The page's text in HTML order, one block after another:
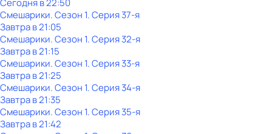
Сегодня в 22:50
Смешарики. Сезон 1. Серия 37-я
Завтра в 21:05
Смешарики. Сезон 1. Серия 32-я
Завтра в 21:15
Смешарики. Сезон 1. Серия 33-я
Завтра в 21:25
Смешарики. Сезон 1. Серия 34-я
Завтра в 21:35
Смешарики. Сезон 1. Серия 35-я
Завтра в 21:42